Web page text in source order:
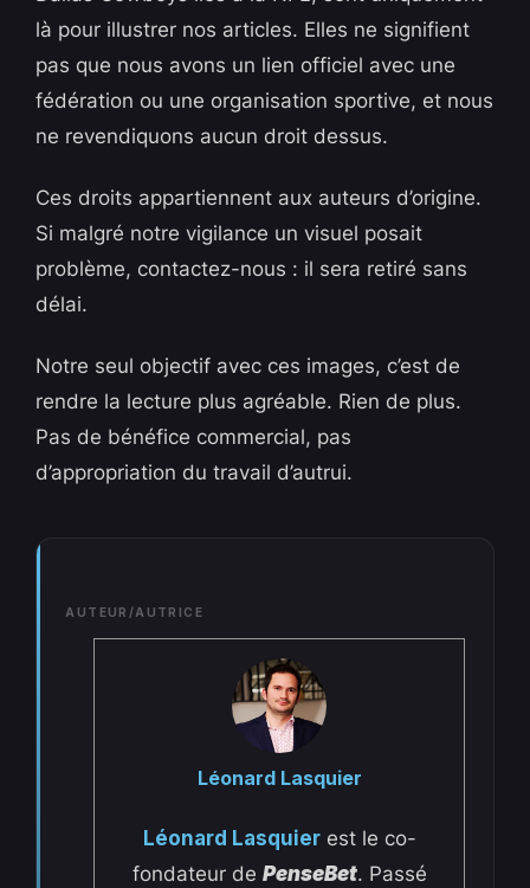
là pour illustrer nos articles. Elles ne signifient
pas que nous avons un lien officiel avec une
fédération ou une organisation sportive, et nous
ne revendiquons aucun droit dessus.
Ces droits appartiennent aux auteurs d’origine.
Si malgré notre vigilance un visuel posait
problème, contactez-nous : il sera retiré sans
délai.
Notre seul objectif avec ces images, c’est de
rendre la lecture plus agréable. Rien de plus.
Pas de bénéfice commercial, pas
d’appropriation du travail d’autrui.
AUTEUR/AUTRICE
Léonard Lasquier
Léonard Lasquierest le co-
fondateur de PenseBet. Passé